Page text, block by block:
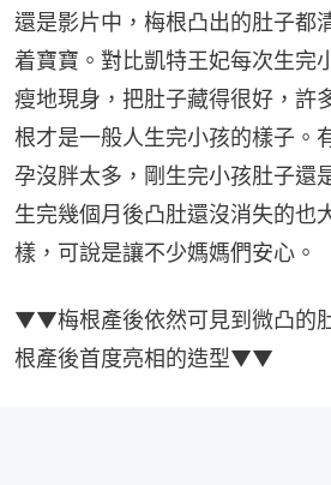
還是影片中，梅根凸出的肚子都
着寶寶。對比凱特王妃每次生完
瘦地現身，把肚子藏得很好，許
根才是一般人生完小孩的樣子。
孕沒胖太多，剛生完小孩肚子還
生完幾個月後凸肚還沒消失的也
樣，可說是讓不少媽媽們安心。
▼▼梅根產後依然可見到微凸的
根產後首度亮相的造型▼▼